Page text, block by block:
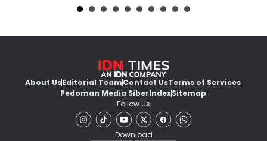
About UsEditorial TeamContact UsTerms of Services
Pedoman Media SiberIndexSitemap
Follow Us
Download